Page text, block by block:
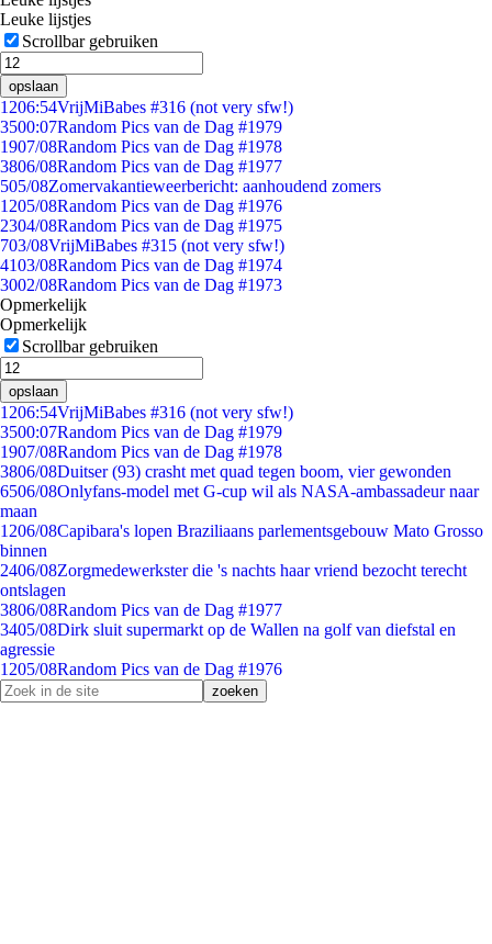
Leuke lijstjes
Scrollbar gebruiken
opslaan
1206:54VrijMiBabes #316 (not very sfw!)
3500:07Random Pics van de Dag #1979
1907/08Random Pics van de Dag #1978
3806/08Random Pics van de Dag #1977
505/08Zomervakantieweerbericht: aanhoudend zomers
1205/08Random Pics van de Dag #1976
2304/08Random Pics van de Dag #1975
703/08VrijMiBabes #315 (not very sfw!)
4103/08Random Pics van de Dag #1974
3002/08Random Pics van de Dag #1973
Opmerkelijk
Opmerkelijk
Scrollbar gebruiken
opslaan
1206:54VrijMiBabes #316 (not very sfw!)
3500:07Random Pics van de Dag #1979
1907/08Random Pics van de Dag #1978
3806/08Duitser (93) crasht met quad tegen boom, vier gewonden
6506/08Onlyfans-model met G-cup wil als NASA-ambassadeur naar
maan
1206/08Capibara's lopen Braziliaans parlementsgebouw Mato Grosso
binnen
2406/08Zorgmedewerkster die 's nachts haar vriend bezocht terecht
ontslagen
3806/08Random Pics van de Dag #1977
3405/08Dirk sluit supermarkt op de Wallen na golf van diefstal en
agressie
1205/08Random Pics van de Dag #1976